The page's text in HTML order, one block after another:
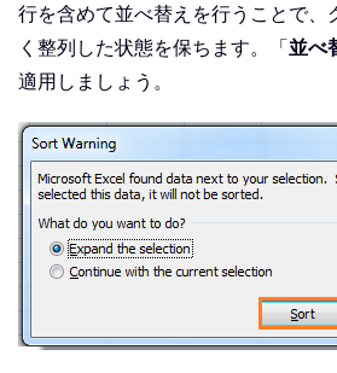
行を含めて並べ替えを行うことで、
く整列した状態を保ちます。「並べ
適用しましょう。